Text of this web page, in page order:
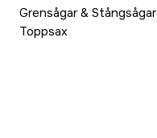
Grensågar & Stångsågar
Toppsax